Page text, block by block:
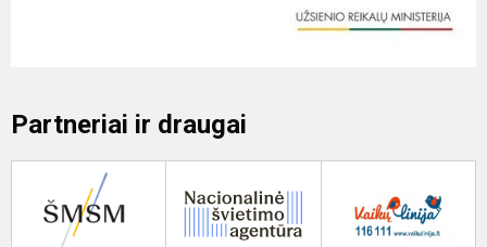
Partneriai ir draugai